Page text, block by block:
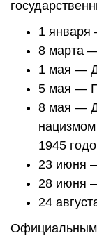
1
8 марта
1 мая —
5 мая —
8 мая —
1945
23 июня
28 июня
24